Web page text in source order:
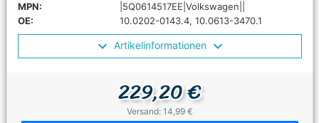
MPN:
|5Q0614517EE|Volkswagen||
OE:
10.0202-0143.4, 10.0613-3470.1
Artikelinformationen
229,20 €
Versand: 14,99 €